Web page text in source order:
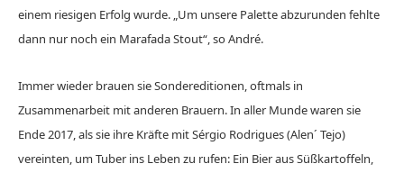
einem riesigen Erfolg wurde. „Um unsere Palette abzurunden fehlte
dann nur noch ein Marafada Stout“, so André.
Immer wieder brauen sie Sondereditionen, oftmals in
Zusammenarbeit mit anderen Brauern. In aller Munde waren sie
Ende 2017, als sie ihre Kräfte mit Sérgio Rodrigues (Alen´ Tejo)
vereinten, um Tuber ins Leben zu rufen: Ein Bier aus Süßkartoffeln,